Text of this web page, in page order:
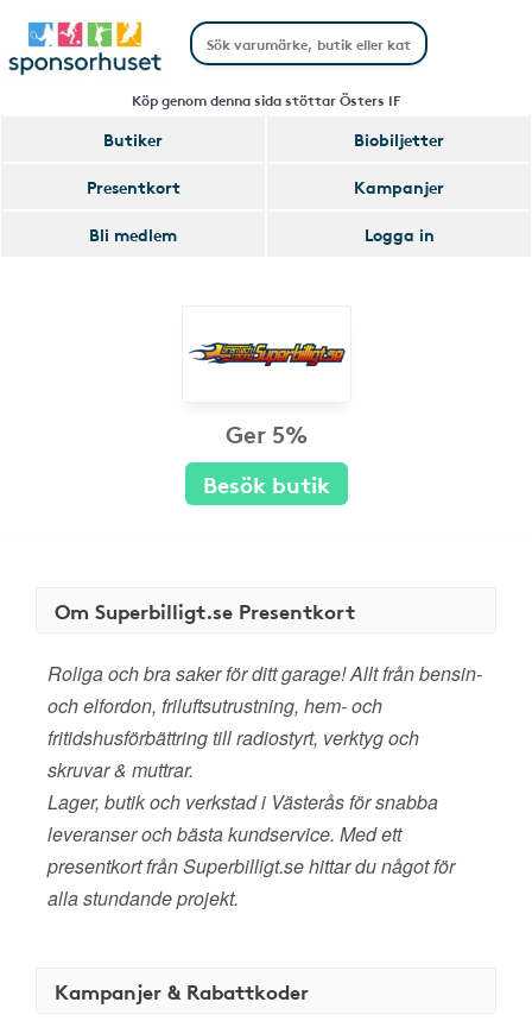
Köp genom denna sida stöttar Östers IF
Butiker
Biobiljetter
Presentkort
Kampanjer
Bli medlem
Logga in
Ger 5%
Besök butik
Om Superbilligt.se Presentkort
Roliga och bra saker för ditt garage! Allt från bensin-
och elfordon, friluftsutrustning, hem- och
fritidshusförbättring till radiostyrt, verktyg och
skruvar & muttrar.
Lager, butik och verkstad i Västerås för snabba
leveranser och bästa kundservice. Med ett
presentkort från Superbilligt.se hittar du något för
alla stundande projekt.
Kampanjer & Rabattkoder